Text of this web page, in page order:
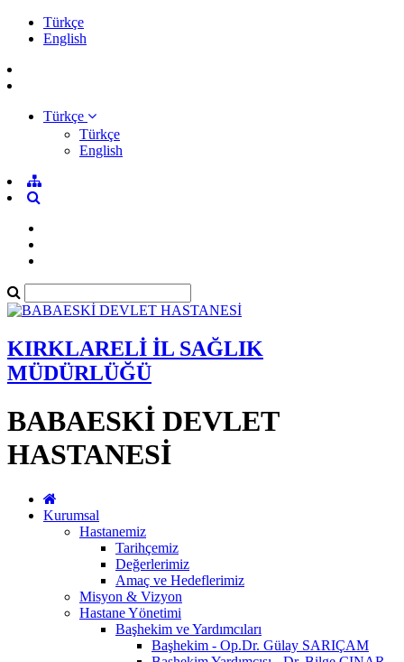
Türkçe
English
Türkçe
Türkçe
English
KIRKLARELİ İL SAĞLIK
MÜDÜRLÜĞÜ
BABAESKİ DEVLET
HASTANESİ
Kurumsal
Hastanemiz
Tarihçemiz
Değerlerimiz
Amaç ve Hedeflerimiz
Misyon & Vizyon
Hastane Yönetimi
Başhekim ve Yardımcıları
Başhekim - Op.Dr. Gülay SARIÇAM